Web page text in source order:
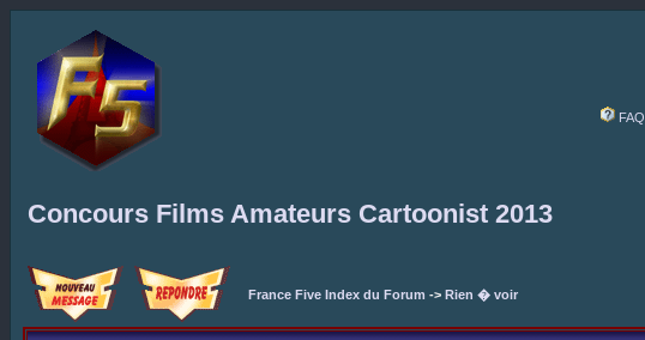
FAQ
Concours Films Amateurs Cartoonist 2013
France Five Index du Forum -> Rien � voir